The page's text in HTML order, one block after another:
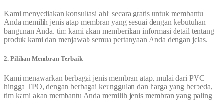
Kami menyediakan konsultasi ahli secara gratis untuk membantu
Anda memilih jenis atap membran yang sesuai dengan kebutuhan
bangunan Anda, tim kami akan memberikan informasi detail tentang
produk kami dan menjawab semua pertanyaan Anda dengan jelas.
2. Pilihan Membran Terbaik
Kami menawarkan berbagai jenis membran atap, mulai dari PVC
hingga TPO, dengan berbagai keunggulan dan harga yang berbeda,
tim kami akan membantu Anda memilih jenis membran yang paling